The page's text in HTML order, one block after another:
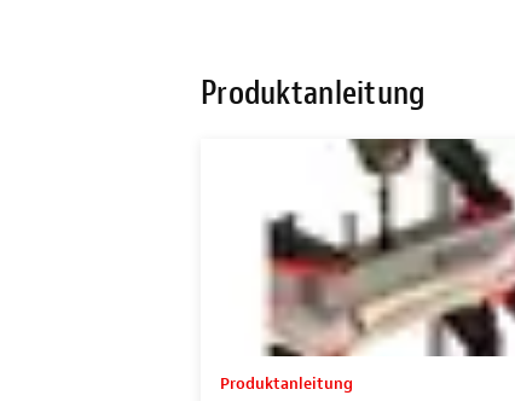
Produktanleitung
Produktanleitung